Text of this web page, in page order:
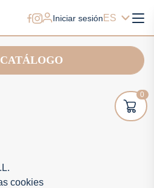
Iniciar sesión ES
cookies
0